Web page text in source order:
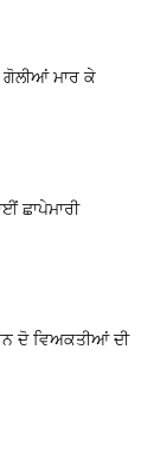
ਗੋਲੀਆਂ ਮਾਰ ਕੇ
ਛਾਪੇਮਾਰੀ
ਦੋ ਵਿਅਕਤੀਆਂ ਦੀ